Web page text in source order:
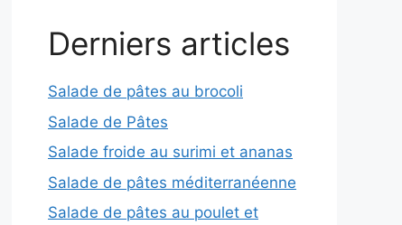
Derniers articles
Salade de pâtes au brocoli
Salade de Pâtes
Salade froide au surimi et ananas
Salade de pâtes méditerranéenne
Salade de pâtes au poulet et